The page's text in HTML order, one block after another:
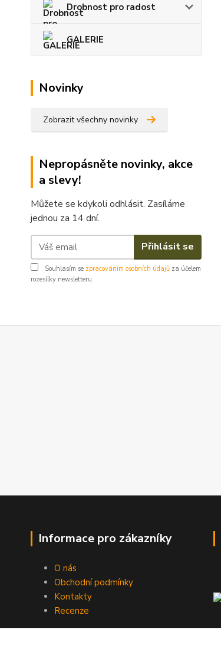
Drobnost pro radost
GALERIE
Novinky
Zobrazit všechny novinky
Nepropásněte novinky, akce
a slevy!
Můžete se kdykoli odhlásit. Zasíláme
jednou za 14 dní.
Přihlásit se
Souhlasím se zpracováním osobních údajů za účelem
rozesílky newsletteru.
Informace pro zákazníky
O nás
Obchodní podmínky
Kontakty
Recenze